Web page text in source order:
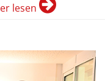
lesen